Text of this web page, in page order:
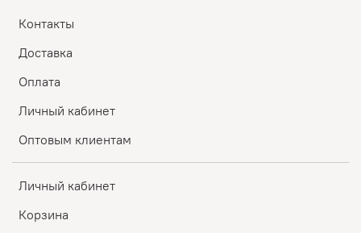
Контакты
Доставка
Оплата
Личный кабинет
Оптовым клиентам
Личный кабинет
Корзина